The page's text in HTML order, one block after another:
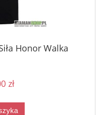
Honor Walka
zł